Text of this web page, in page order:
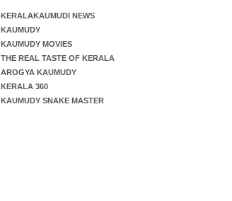
KERALAKAUMUDI NEWS
KAUMUDY
KAUMUDY MOVIES
THE REAL TASTE OF KERALA
AROGYA KAUMUDY
KERALA 360
KAUMUDY SNAKE MASTER